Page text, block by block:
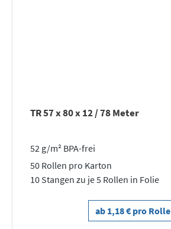
TR 57 x 80 x 12 / 78 Meter
52 g/m² BPA-frei
50 Rollen pro Karton
10 Stangen zu je 5 Rollen in Folie
ab 1,18 € pro Rolle